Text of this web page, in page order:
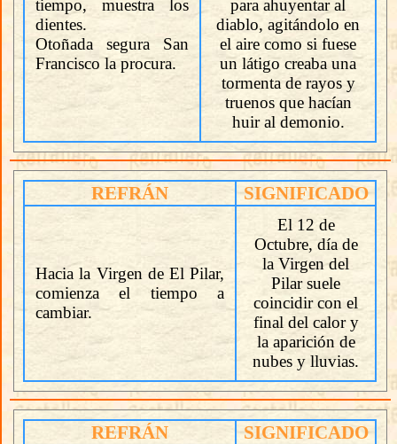
tiempo, muestra los
dientes.
Otoñada segura San
Francisco la procura.
para ahuyentar al
diablo, agitándolo en
el aire como si fuese
un látigo creaba una
tormenta de rayos y
truenos que hacían
huir al demonio.
REFRÁN SIGNIFICADO
Hacia la Virgen de El Pilar,
comienza el tiempo a
cambiar.
El 12 de
Octubre, día de
la Virgen del
Pilar suele
coincidir con el
final del calor y
la aparición de
nubes y lluvias.
REFRÁN SIGNIFICADO